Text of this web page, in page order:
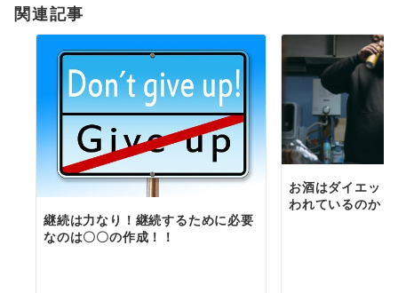
ン
関連記事
継続は力なり！継続するために必要
なのは〇〇の作成！！
お酒はダイエッ
われているのか